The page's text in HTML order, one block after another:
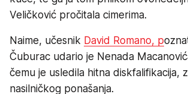
Veličković pročitala cimerima.
Naime, učesnik David Romano, p
Čuburac udario je Nenada
čemu je usledila hitna diskfalifikacija,
nasilničkog ponašanja.